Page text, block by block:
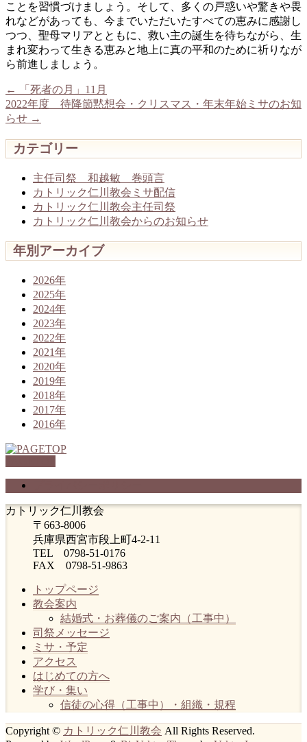
ことを習慣づけましょう。そして、多くの戸惑いや驚きや畏
れなどがあっても、今までいただいたすべての恵みに感謝し
つつ、聖母マリアとともに、救い主の誕生を待ちながら、生
まれ変わって生きる恵みと地上に真の平和のために祈りなが
ら前進しましょう。
←
「死者の月」11月
2022年度 待降節黙想会・クリスマス・年末年始ミサのお知
らせ →
カテゴリー
主任司祭 和越敏 巻頭言
カトリック仁川教会ミサ配信
カトリック仁川教会主任司祭
カトリック仁川教会からのお知らせ
年別アーカイブ
2026年
2025年
2024年
2023年
2022年
2021年
2020年
2019年
2018年
2017年
2016年
カトリック仁川教会
〒663-8006
兵庫県西宮市段上町4-2-11
TEL 0798-51-0176
FAX 0798-51-9863
トップページ
教会案内
結婚式・お葬儀のご案内（工事中）
司祭メッセージ
ミサ・予定
アクセス
はじめての方へ
学び・集い
信徒の心得（工事中）・組織・規程
Copyright © カトリック仁川教会 All Rights Reserved.